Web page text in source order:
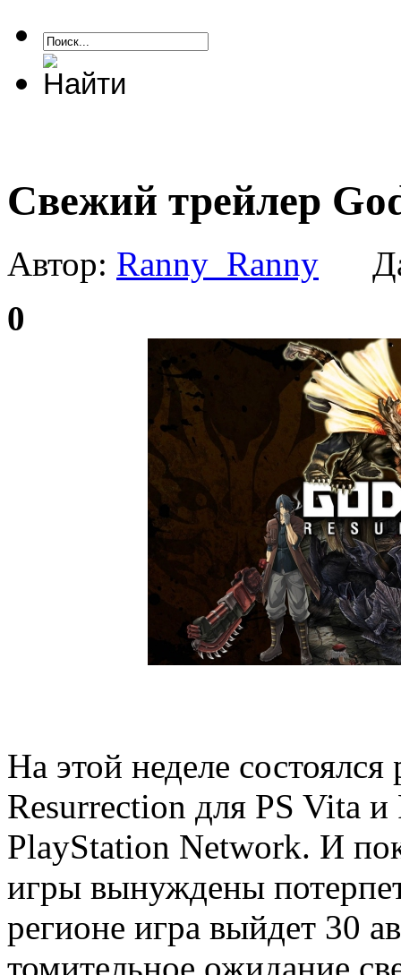
Свежий трейлер
Автор: Ranny_Ranny
0
На этой неделе
Resurrection для PS Vita и
PlayStation Network. И
игры вынуждены
регионе игра выйдет 30